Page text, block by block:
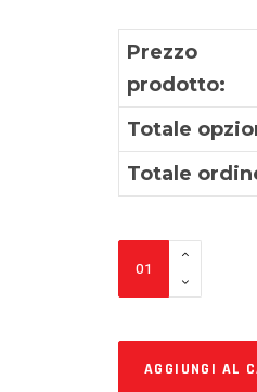
Prezzo
prodotto:
Totale
Totale
Grafiche
am
TESCHIO
AGGIUNGI AL